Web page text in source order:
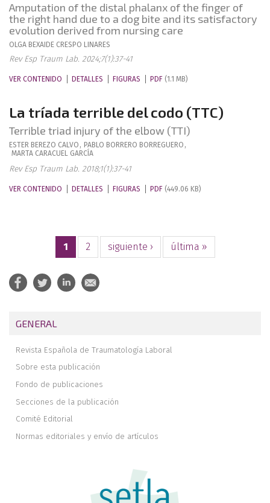
Amputation of the distal phalanx of the finger of
the right hand due to a dog bite and its satisfactory
evolution derived from nursing care
OLGA BEXAIDE CRESPO LINARES
Rev Esp Traum Lab. 2024;7(1):37-41
VER CONTENIDO DETALLES FIGURAS PDF (1.1 MB)
La tríada terrible del codo (TTC)
Terrible triad injury of the elbow (TTI)
ESTER BEREZO CALVO , PABLO BORRERO BORREGUERO ,
MARTA CARACUEL GARCÍA
Rev Esp Traum Lab. 2018;1(1):37-41
VER CONTENIDO DETALLES FIGURAS PDF (449.06 KB)
1 2 siguiente › última »
GENERAL
Revista Española de Traumatología Laboral
Sobre esta publicación
Fondo de publicaciones
Secciones de la publicación
Comité Editorial
Normas editoriales y envío de artículos